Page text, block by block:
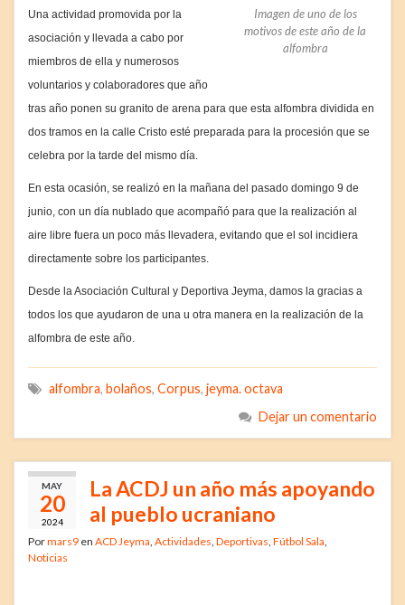
Imagen de uno de los
motivos de este año de la
alfombra
Una actividad promovida por la
asociación y llevada a cabo por
miembros de ella y numerosos
voluntarios y colaboradores que año
tras año ponen su granito de arena para que esta alfombra dividida en
dos tramos en la calle Cristo esté preparada para la procesión que se
celebra por la tarde del mismo día.
En esta ocasión, se realizó en la mañana del pasado domingo 9 de
junio, con un día nublado que acompañó para que la realización al
aire libre fuera un poco más llevadera, evitando que el sol incidiera
directamente sobre los participantes.
Desde la Asociación Cultural y Deportiva Jeyma, damos la gracias a
todos los que ayudaron de una u otra manera en la realización de la
alfombra de este año.
alfombra, bolaños, Corpus, jeyma. octava
Dejar un comentario
MAY
20
2024
La ACDJ un año más apoyando
al pueblo ucraniano
Pormars9 en ACD Jeyma, Actividades, Deportivas, Fútbol Sala,
Noticias